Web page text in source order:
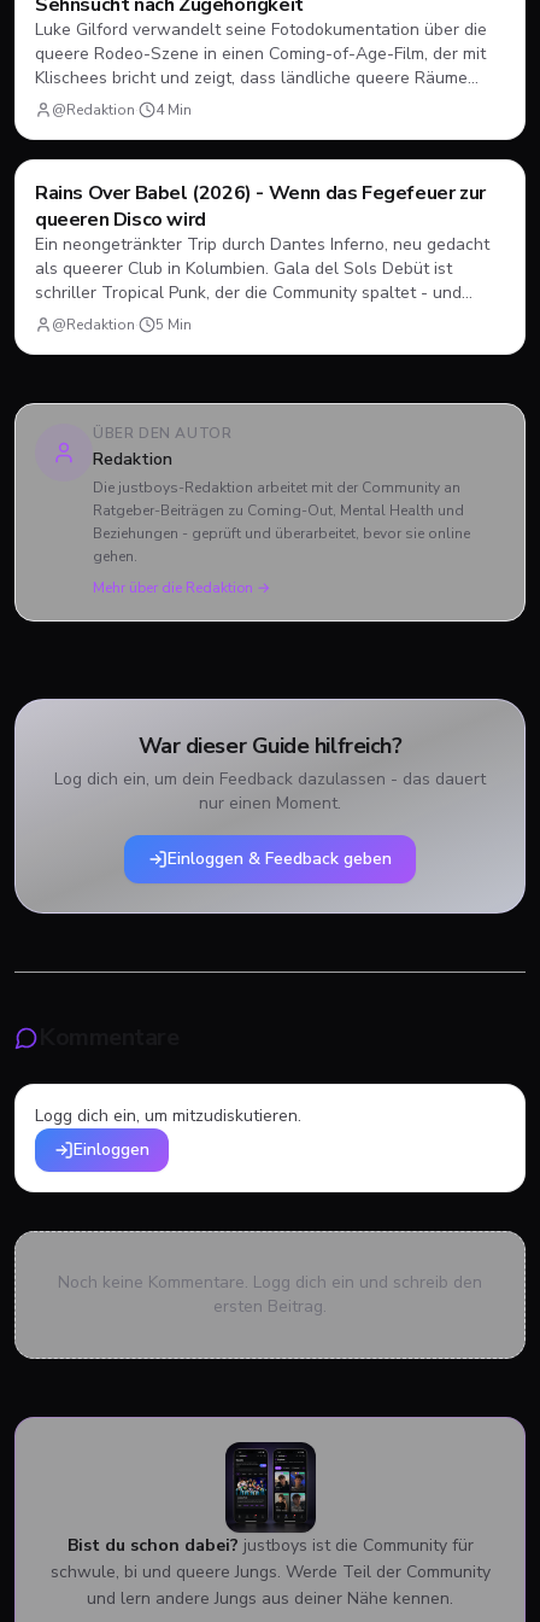
Luke Gilford verwandelt seine Fotodokumentation über die
queere Rodeo-Szene in einen Coming-of-Age-Film, der mit
Klischees bricht und zeigt, dass ländliche queere Räume
nicht nur existieren, sondern blühen können.
@Redaktion· 4Min
🎟️Im Kino
Rains Over Babel (2026) - Wenn das Fegefeuer zur
queeren Disco wird
Ein neongetränkter Trip durch Dantes Inferno, neu gedacht
als queerer Club in Kolumbien. Gala del Sols Debüt ist
schriller Tropical Punk, der die Community spaltet - und
genau deshalb sehenswert ist.
@Redaktion· 5 Min
ÜBER DEN AUTOR
Redaktion
Die justboys-Redaktion arbeitet mit der Community an
Ratgeber-Beiträgen zu Coming-Out, Mental Health und
Beziehungen - geprüft und überarbeitet, bevor sie online
gehen.
Mehr über die Redaktion →
War dieser Guide hilfreich?
Log dich ein, um dein Feedback dazulassen - das dauert
nur einen Moment.
Einloggen & Feedback geben
Logg dich ein, um mitzudiskutieren.
Einloggen
Noch keine Kommentare. Logg dich ein und schreib den
ersten Beitrag.
Bist du schon dabei? justboys ist die Community für
schwule, bi und queere Jungs. Werde Teil der Community
und lern andere Jungs aus deiner Nähe kennen.